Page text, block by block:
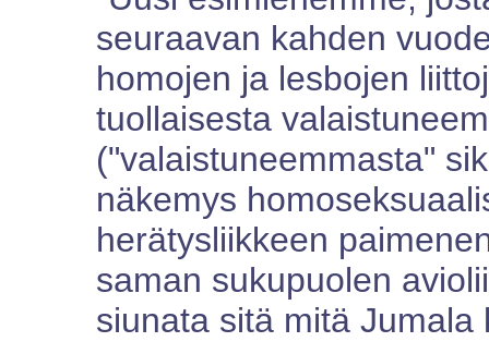
seuraavan kahden
homojen ja lesbojen
tuollaisesta
("valaistuneemmasta"
näkemys
herätysliikkeen
saman sukupuolen
siunata sitä mitä